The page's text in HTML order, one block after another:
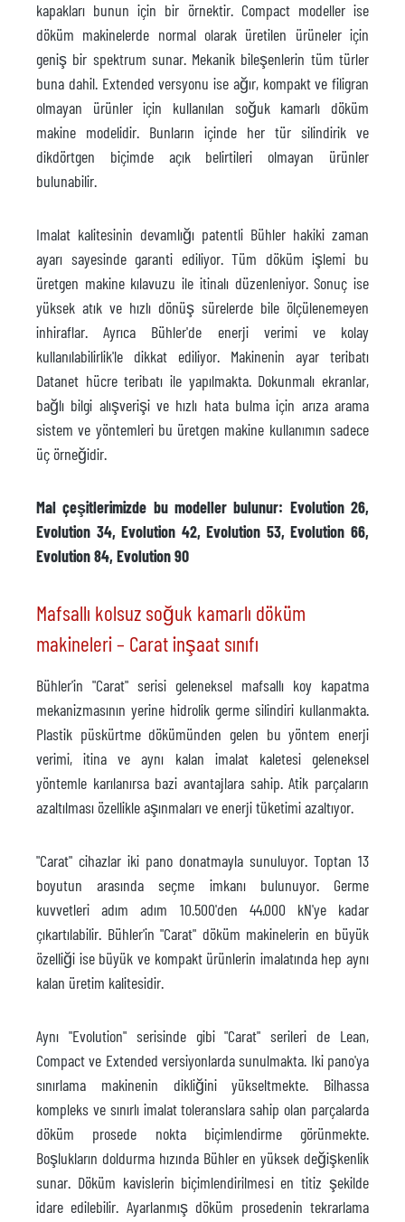
kapakları bunun için bir örnektir. Compact modeller ise
döküm makinelerde normal olarak üretilen ürüneler için
geniş bir spektrum sunar. Mekanik bileşenlerin tüm türler
buna dahil. Extended versyonu ise ağır, kompakt ve filigran
olmayan ürünler için kullanılan soğuk kamarlı döküm
makine modelidir. Bunların içinde her tür silindirik ve
dikdörtgen biçimde açık belirtileri olmayan ürünler
bulunabilir.
Imalat kalitesinin devamlığı patentli Bühler hakiki zaman
ayarı sayesinde garanti ediliyor. Tüm döküm işlemi bu
üretgen makine kılavuzu ile itinalı düzenleniyor. Sonuç ise
yüksek atık ve hızlı dönüş sürelerde bile ölçülenemeyen
inhiraflar. Ayrıca Bühler'de enerji verimi ve kolay
kullanılabilirlik'le dikkat ediliyor. Makinenin ayar teribatı
Datanet hücre teribatı ile yapılmakta. Dokunmalı ekranlar,
bağlı bilgi alışverişi ve hızlı hata bulma için arıza arama
sistem ve yöntemleri bu üretgen makine kullanımın sadece
üç örneğidir.
Mal çeşitlerimizde bu modeller bulunur: Evolution 26,
Evolution 34, Evolution 42, Evolution 53, Evolution 66,
Evolution 84, Evolution 90
Mafsallı kolsuz soğuk kamarlı döküm
makineleri – Carat inşaat sınıfı
Bühler'in "Carat" serisi geleneksel mafsallı koy kapatma
mekanizmasının yerine hidrolik germe silindiri kullanmakta.
Plastik püskürtme dökümünden gelen bu yöntem enerji
verimi, itina ve aynı kalan imalat kaletesi geleneksel
yöntemle karılanırsa bazi avantajlara sahip. Atik parçaların
azaltılması özellikle aşınmaları ve enerji tüketimi azaltıyor.
"Carat" cihazlar iki pano donatmayla sunuluyor. Toptan 13
boyutun arasında seçme imkanı bulunuyor. Germe
kuvvetleri adım adım 10.500'den 44.000 kN'ye kadar
çıkartılabilir. Bühler'in "Carat" döküm makinelerin en büyük
özelliği ise büyük ve kompakt ürünlerin imalatında hep aynı
kalan üretim kalitesidir.
Aynı "Evolution" serisinde gibi "Carat" serileri de Lean,
Compact ve Extended versiyonlarda sunulmakta. Iki pano'ya
sınırlama makinenin dikliğini yükseltmekte. Bilhassa
kompleks ve sınırlı imalat toleranslara sahip olan parçalarda
döküm prosede nokta biçimlendirme görünmekte.
Boşlukların doldurma hızında Bühler en yüksek değişkenlik
sunar. Döküm kavislerin biçimlendirilmesi en titiz şekilde
idare edilebilir. Ayarlanmış döküm prosedenin tekrarlama